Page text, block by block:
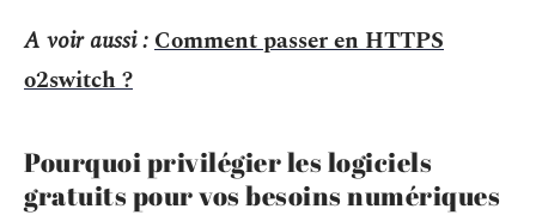
A voir aussi :Comment passer en HTTPS
o2switch ?
Pourquoi privilégier les logiciels
gratuits pour vos besoins numériques